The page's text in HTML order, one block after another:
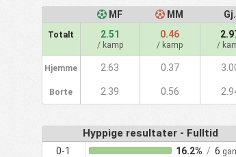
MF MM Gj.
Totalt 2.51
/ kamp
0.46
/ kamp /
Hjemme 2.63 0.37
Borte 2.39 0.56
Hyppige resultater - Fulltid
0-1 16.2% / 6